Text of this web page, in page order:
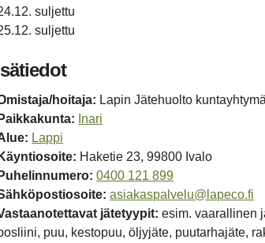
suljettu
suljettu
hoitaja: Lapin Jätehuolto
Inari
Lappi
Haketie 23, 99800 Ivalo
0400 121 899
asiakaspalvelu@lapeco.fi
jätetyypit: esim. vaarallinen
puu, kestopuu, öljyjäte, puutarhajäte,